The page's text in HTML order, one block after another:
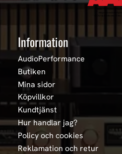
Information
AudioPerformance
Butiken
Mina sidor
Köpvillkor
Kundtjänst
Hur handlar jag?
Policy och cookies
Reklamation och retur